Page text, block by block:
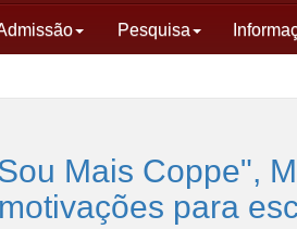
Pesquisa
Mais Coppe",
para